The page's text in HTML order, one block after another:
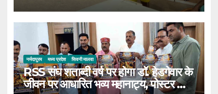
नर्मदापुरम मध्य प्रदेश सिवनी मालवा
RSS संघ शताब्दी वर्ष पर होगा डॉ. हेडगेवार के
जीवन पर आधारित भव्य महानाट्य, पोस्टर का